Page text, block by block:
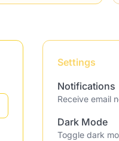
Settings
Notifications
Receive email
Dark Mode
Toggle dark